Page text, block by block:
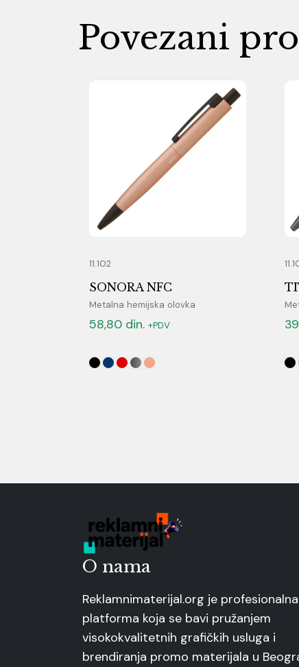
Povezani
11.102
SONORA NFC
Metalna hemijska olovka
58,80 din. +PDV
O nama
Reklamnimaterijal.org je profesionalna
platforma koja se bavi pružanjem
visokokvalitetnih grafičkih usluga i
brendiranja promo materijala u